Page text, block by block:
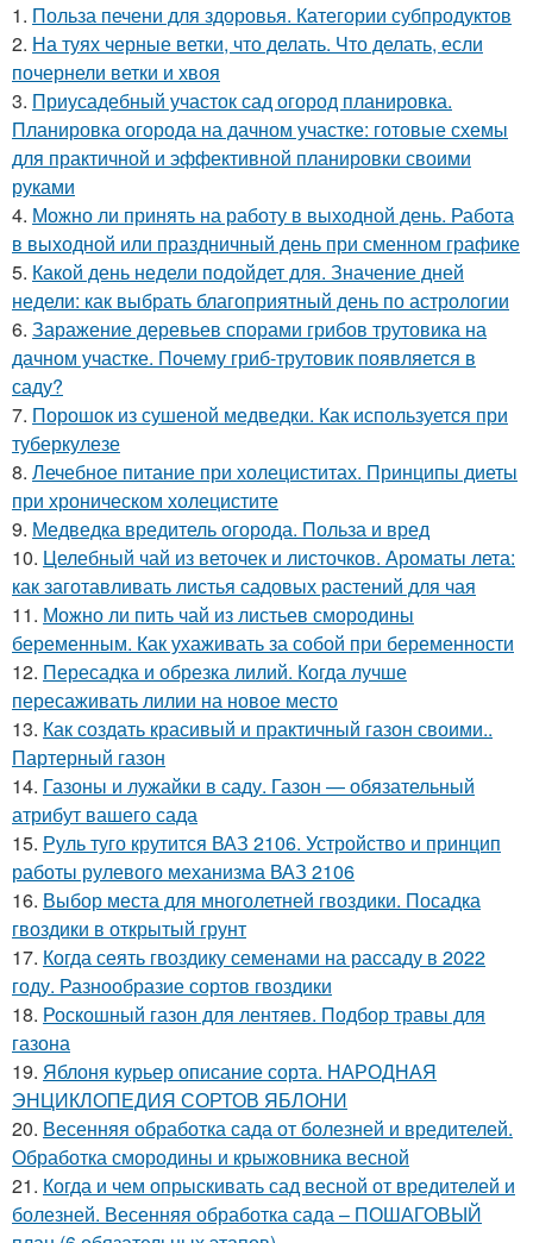
1. Польза печени для здоровья. Категории субпродуктов
2. На туях черные ветки, что делать. Что делать, если
почернели ветки и хвоя
3. Приусадебный участок сад огород планировка.
Планировка огорода на дачном участке: готовые схемы
для практичной и эффективной планировки своими
руками
4. Можно ли принять на работу в выходной день. Работа
в выходной или праздничный день при сменном графике
5. Какой день недели подойдет для. Значение дней
недели: как выбрать благоприятный день по астрологии
6. Заражение деревьев спорами грибов трутовика на
дачном участке. Почему гриб-трутовик появляется в
саду?
7. Порошок из сушеной медведки. Как используется при
туберкулезе
8. Лечебное питание при холециститах. Принципы диеты
при хроническом холецистите
9. Медведка вредитель огорода. Польза и вред
10. Целебный чай из веточек и листочков. Ароматы лета:
как заготавливать листья садовых растений для чая
11. Можно ли пить чай из листьев смородины
беременным. Как ухаживать за собой при беременности
12. Пересадка и обрезка лилий. Когда лучше
пересаживать лилии на новое место
13. Как создать красивый и практичный газон своими..
Партерный газон
14. Газоны и лужайки в саду. Газон — обязательный
атрибут вашего сада
15. Руль туго крутится ВАЗ 2106. Устройство и принцип
работы рулевого механизма ВАЗ 2106
16. Выбор места для многолетней гвоздики. Посадка
гвоздики в открытый грунт
17. Когда сеять гвоздику семенами на рассаду в 2022
году. Разнообразие сортов гвоздики
18. Роскошный газон для лентяев. Подбор травы для
газона
19. Яблоня курьер описание сорта. НАРОДНАЯ
ЭНЦИКЛОПЕДИЯ СОРТОВ ЯБЛОНИ
20. Весенняя обработка сада от болезней и вредителей.
Обработка смородины и крыжовника весной
21. Когда и чем опрыскивать сад весной от вредителей и
болезней. Весенняя обработка сада – ПОШАГОВЫЙ